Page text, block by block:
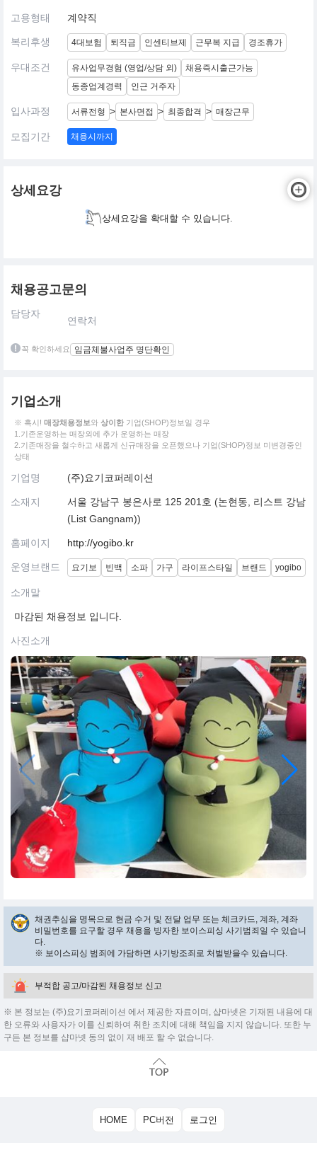
고용형태 계약직
복리후생 4대보험 퇴직금 인센티브제 근무복 지급 경조휴가
우대조건 유사업무경험 (영업/상담 외)
채용즉시출근가능
동종업계경력
인근 거주자
입사과정 서류전형 > 본사면접 > 최종합격 > 매장근무
모집기간 채용시까지
상세요강
상세요강을 확대할 수 있습니다.
채용공고문의
담당자
연락처
꼭 확인하세요 임금체불사업주 명단확인
기업소개
※ 혹시! 매장채용정보와 상이한 기업(SHOP)정보일 경우
1.기존운영하는 매장외에 추가 운영하는 매장
2.기존매장을 철수하고 새롭게 신규매장을 오픈했으나 기업(SHOP)정보 미변경중인
상태
기업명 (주)요기코퍼레이션
소재지
서울 강남구 봉은사로 125 201호 (논현동, 리스트 강남
(List Gangnam))
홈페이지 http://yogibo.kr
운영브랜드 요기보 빈백 소파 가구 라이프스타일 브랜드 yogibo
소개말
마감된 채용정보 입니다.
사진소개
채권추심을 명목으로 현금 수거 및 전달 업무 또는 체크카드, 계좌, 계좌
비밀번호를 요구할 경우 채용을 빙자한 보이스피싱 사기범죄일 수 있습니
다.
※ 보이스피싱 범죄에 가담하면 사기방조죄로 처벌받을수 있습니다.
부적합 공고/마감된 채용정보 신고
※ 본 정보는 (주)요기코퍼레이션 에서 제공한 자료이며, 샵마넷은 기재된 내용에 대
한 오류와 사용자가 이를 신뢰하여 취한 조치에 대해 책임을 지지 않습니다. 또한 누
구든 본 정보를 샵마넷 동의 없이 재 배포 할 수 없습니다.
HOME PC버전 로그인